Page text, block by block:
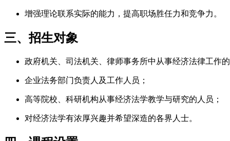
增强理论联系实际的能力，提高职场胜任力和竞争力。
三、招生对象
政府机关、司法机关、律师事务所中从事经济法律工作
企业法务部门负责人及工作人员；
高等院校、科研机构从事经济法学教学与研究的人员；
对经济法学有浓厚兴趣并希望深造的各界人士。